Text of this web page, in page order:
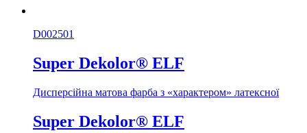
D002501
Super Dekolor® ELF
Дисперсійна матова фарба з «характером» латексної
Super Dekolor® ELF